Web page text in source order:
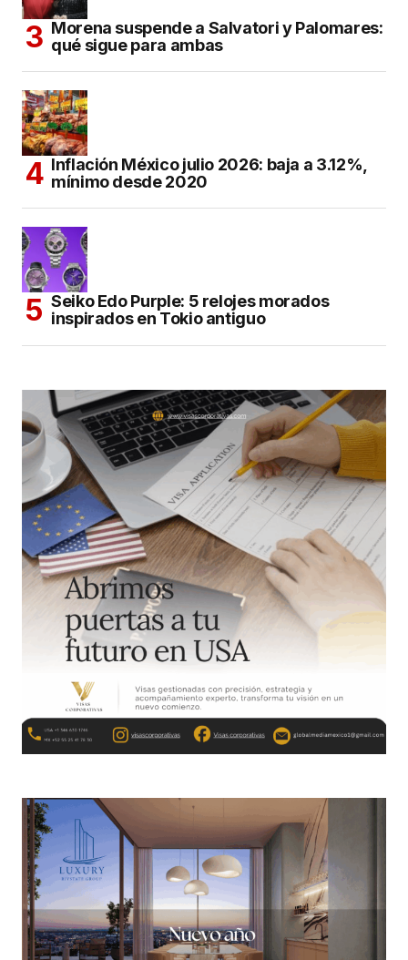
Morena suspende a Salvatori y Palomares:
qué sigue para ambas
Inflación México julio 2026: baja a 3.12%,
mínimo desde 2020
Seiko Edo Purple: 5 relojes morados
inspirados en Tokio antiguo